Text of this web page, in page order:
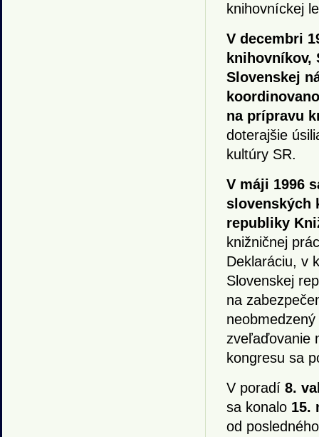
knihovníckej
V decembri
knihovníkov,
Slovenskej
na prípravu
doterajšie
kultúry SR.
V máji 1996
slovenských
republiky
knižničnej
Deklaráciu, v
Slovenskej
na
zveľaďovanie
kongresu sa
V poradí 8.
sa konalo 15.
od